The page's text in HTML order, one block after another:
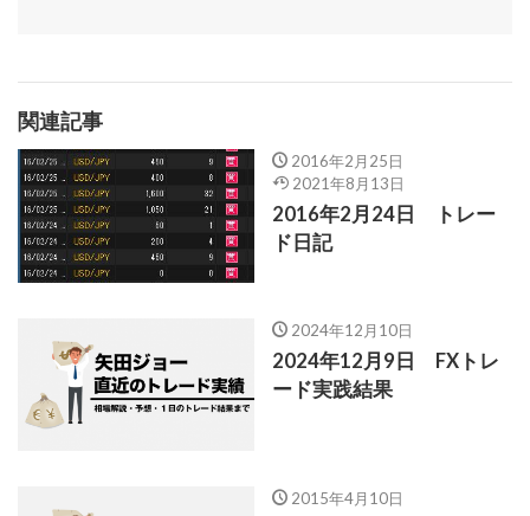
関連記事
2016年2月25日
2021年8月13日
2016年2月24日 トレー
ド日記
2024年12月10日
2024年12月9日 FXトレ
ード実践結果
2015年4月10日